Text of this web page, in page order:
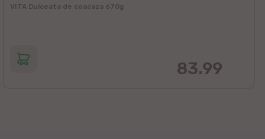
VITA Dulceata de coacaza 670g
83.99